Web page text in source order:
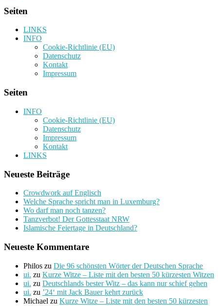
Seiten
LINKS
INFO
Cookie-Richtlinie (EU)
Datenschutz
Kontakt
Impressum
Seiten
INFO
Cookie-Richtlinie (EU)
Datenschutz
Impressum
Kontakt
LINKS
Neueste Beiträge
Crowdwork auf Englisch
Welche Sprache spricht man in Luxemburg?
Wo darf man noch tanzen?
Tanzverbot! Der Gottesstaat NRW
Islamische Feiertage in Deutschland?
Neueste Kommentare
Philos zu Die 96 schönsten Wörter der Deutschen Sprache
ui. zu Kurze Witze – Liste mit den besten 50 kürzesten Witzen
ui. zu Deutschlands bester Witz – das kann nur schief gehen
ui. zu ’24‘ mit Jack Bauer kehrt zurück
Michael zu Kurze Witze – Liste mit den besten 50 kürzesten